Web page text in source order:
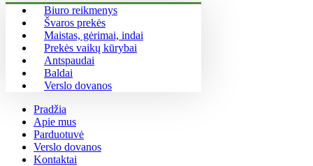
Biuro reikmenys
Švaros prekės
Maistas, gėrimai, indai
Prekės vaikų kūrybai
Antspaudai
Baldai
Verslo dovanos
Pradžia
Apie mus
Parduotuvė
Verslo dovanos
Kontaktai